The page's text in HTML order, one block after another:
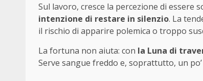
Sul lavoro, cresce la percezione di essere
intenzione di restare in silenzio. La
il rischio di apparire polemica o troppo
La fortuna non aiuta: con la Luna di
Serve sangue freddo e, soprattutto, un